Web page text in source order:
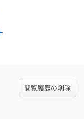
閲覧履歴の削除